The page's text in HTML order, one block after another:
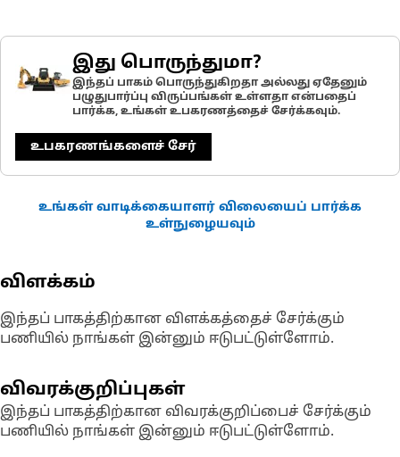
இது பொருந்துமா?
இந்தப் பாகம் பொருந்துகிறதா அல்லது ஏதேனும்
பழுதுபார்ப்பு விருப்பங்கள் உள்ளதா என்பதைப்
பார்க்க, உங்கள் உபகரணத்தைச் சேர்க்கவும்.
உபகரணங்களைச் சேர்
உங்கள் வாடிக்கையாளர் விலையைப் பார்க்க
உள்நுழையவும்
விளக்கம்
இந்தப் பாகத்திற்கான விளக்கத்தைச் சேர்க்கும்
பணியில் நாங்கள் இன்னும் ஈடுபட்டுள்ளோம்.
விவரக்குறிப்புகள்
இந்தப் பாகத்திற்கான விவரக்குறிப்பைச் சேர்க்கும்
பணியில் நாங்கள் இன்னும் ஈடுபட்டுள்ளோம்.